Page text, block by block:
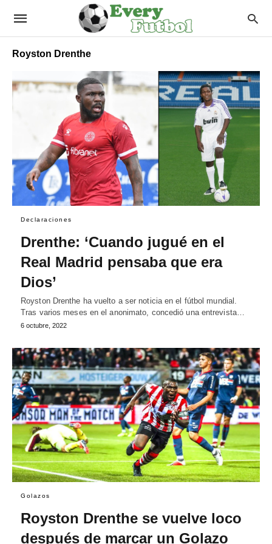
Royston Drenthe
Declaraciones
Drenthe: ‘Cuando jugué en el
Real Madrid pensaba que era
Dios’
Royston Drenthe ha vuelto a ser noticia en el fútbol mundial.
Tras varios meses en el anonimato, concedió una entrevista…
6 octubre, 2022
Golazos
Royston Drenthe se vuelve loco
después de marcar un Golazo